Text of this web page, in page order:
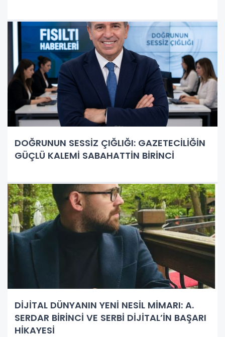
DOĞRUNUN SESSİZ ÇIĞLIĞI: GAZETECİLİĞİN
GÜÇLÜ KALEMİ SABAHATTİN BİRİNCİ
DİJİTAL DÜNYANIN YENİ NESİL MİMARI: A.
SERDAR BİRİNCİ VE SERBİ DİJİTAL’İN BAŞARI
HİKAYESİ